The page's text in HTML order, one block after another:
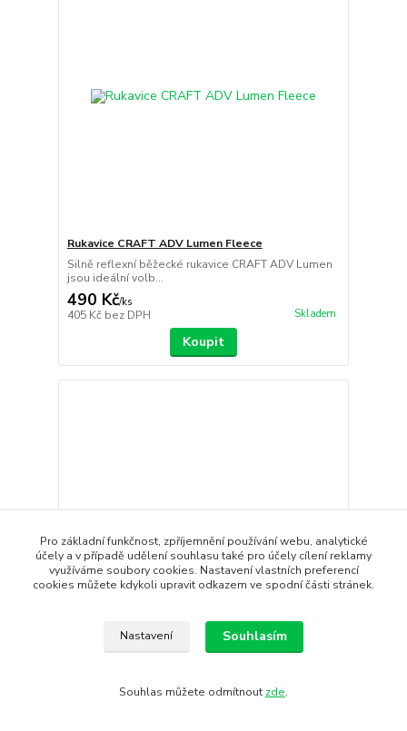
Rukavice CRAFT ADV Lumen Fleece
Silně reflexní běžecké rukavice CRAFT ADV Lumen
jsou ideální volb...
490 Kč/ks
405 Kč bez DPH Skladem
Koupit
Kombinované rukavice 2v1 - palčáky i prstové
Pro základní funkčnost, zpříjemnění používání webu, analytické
účely a v případě udělení souhlasu také pro účely cílení reklamy
využíváme soubory cookies. Nastavení vlastních preferencí
cookies můžete kdykoli upravit odkazem ve spodní části stránek.
Nastavení Souhlasím
Souhlas můžete odmítnout zde.